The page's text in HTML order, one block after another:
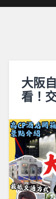
大阪
看！